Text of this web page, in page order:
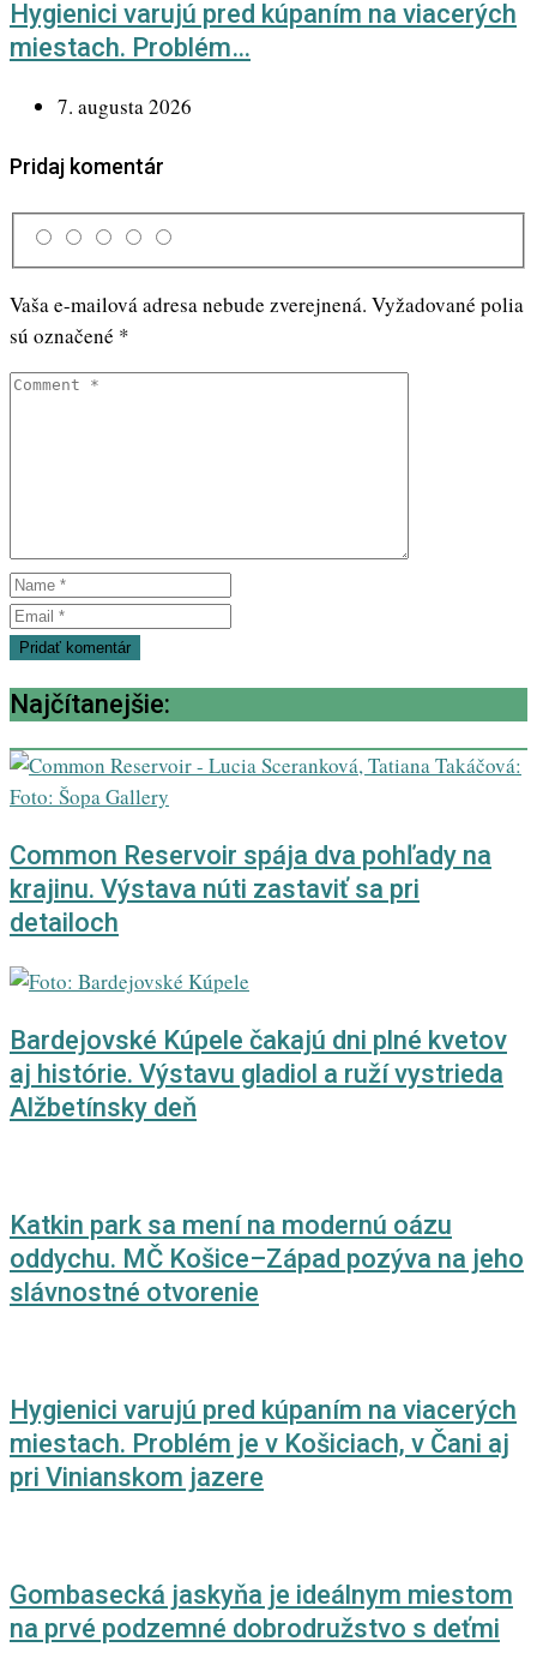
Hygienici varujú pred kúpaním na viacerých
miestach. Problém…
7. augusta 2026
Pridaj komentár
Vaša e-mailová adresa nebude zverejnená. Vyžadované polia
sú označené *
Najčítanejšie:
Common Reservoir spája dva pohľady na
krajinu. Výstava núti zastaviť sa pri
detailoch
Bardejovské Kúpele čakajú dni plné kvetov
aj histórie. Výstavu gladiol a ruží vystrieda
Alžbetínsky deň
Katkin park sa mení na modernú oázu
oddychu. MČ Košice–Západ pozýva na jeho
slávnostné otvorenie
Hygienici varujú pred kúpaním na viacerých
miestach. Problém je v Košiciach, v Čani aj
pri Vinianskom jazere
Gombasecká jaskyňa je ideálnym miestom
na prvé podzemné dobrodružstvo s deťmi